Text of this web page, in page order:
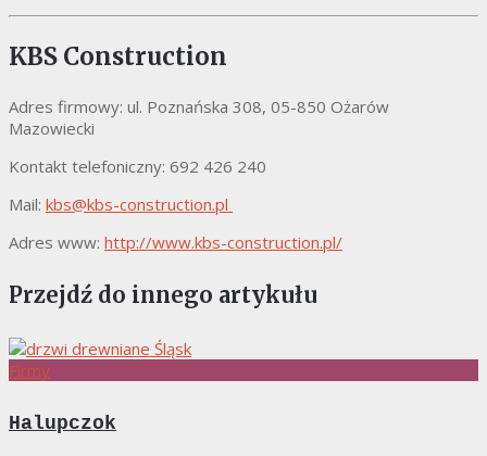
KBS Construction
Adres firmowy: ul. Poznańska 308, 05-850 Ożarów
Mazowiecki
Kontakt telefoniczny: 692 426 240
Mail: kbs@kbs-construction.pl
Adres www: http://www.kbs-construction.pl/
Przejdź do innego artykułu
Firmy
Halupczok